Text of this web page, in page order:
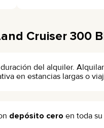
Cruiser 300
del alquiler.
en estancias largas o
depósito cero en toda